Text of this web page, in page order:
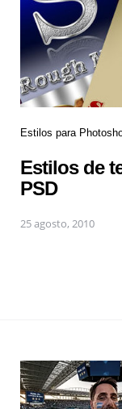
Estilos para
Estilos de
PSD
25 agosto, 2010